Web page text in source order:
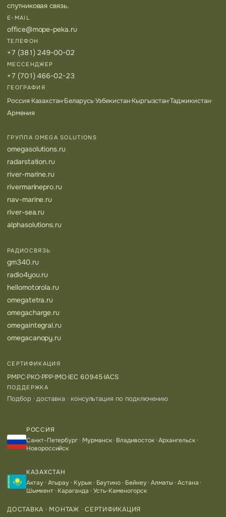
спутниковая связь.
E-MAIL
office@mope-peka.ru
ТЕЛЕФОН
+7 (381) 249-00-02
МЕССЕНДЖЕР
+7 (701) 466-02-23
ГЕОГРАФИЯ
Россия·Казахстан·Беларусь·Узбекистан·Кыргызстан·Таджикистан·
Армения
ГРУППА OMEGA SOLUTIONS
omegasolutions.ru
radarstation.ru
river-marine.ru
rivermarinepro.ru
nav-marine.ru
river-sea.ru
alphasolutions.ru
РАДИОСВЯЗЬ
gm340.ru
radio4you.ru
hellomotorola.ru
omegatetra.ru
omegacharge.ru
omegaintegral.ru
omegacanopy.ru
СЕРТИФИКАЦИЯ
РМРС·РКО·РРР·IMO·IEC 60945·IACS
ПОДДЕРЖКА
Подбор · доставка · консультация по подключению
РОССИЯ
Санкт-Петербург · Мурманск · Владивосток · Архангельск ·
Новороссийск
КАЗАХСТАН
Актау · Атырау · Курык · Баутино · Бейнеу · Алматы · Астана ·
Шымкент · Караганда · Усть-Каменогорск
ДОСТАВКА · МОНТАЖ · СЕРТИФИКАЦИЯ